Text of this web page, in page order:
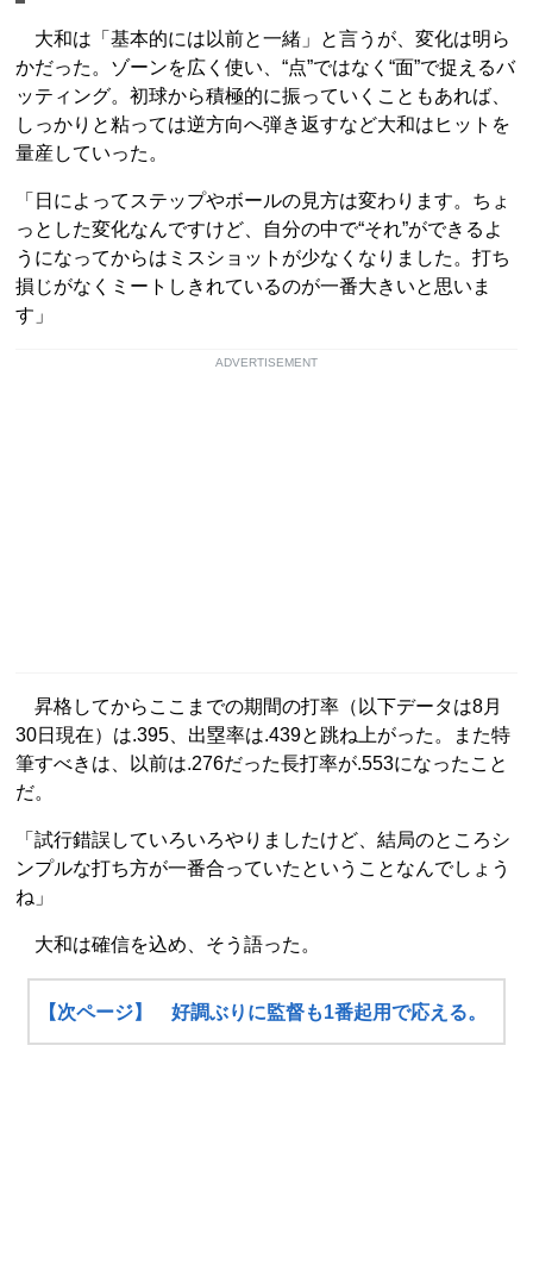
大和は「基本的には以前と一緒」と言うが、変化は明ら
かだった。ゾーンを広く使い、“点”ではなく“面”で捉えるバ
ッティング。初球から積極的に振っていくこともあれば、
しっかりと粘っては逆方向へ弾き返すなど大和はヒットを
量産していった。
「日によってステップやボールの見方は変わります。ちょ
っとした変化なんですけど、自分の中で“それ”ができるよ
うになってからはミスショットが少なくなりました。打ち
損じがなくミートしきれているのが一番大きいと思いま
す」
ADVERTISEMENT
昇格してからここまでの期間の打率（以下データは8月
30日現在）は.395、出塁率は.439と跳ね上がった。また特
筆すべきは、以前は.276だった長打率が.553になったこと
だ。
「試行錯誤していろいろやりましたけど、結局のところシ
ンプルな打ち方が一番合っていたということなんでしょう
ね」
大和は確信を込め、そう語った。
【次ページ】 好調ぶりに監督も1番起用で応える。